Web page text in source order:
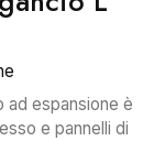
ad espansione è
e pannelli di